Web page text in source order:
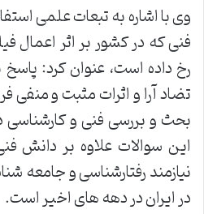
وی با اشاره به تبعات علمی
فنی که در کشور بر اثر اعمال
رخ داده است، عنوان کرد:
تضاد آرا و اثرات مثبت و منفی
بحث و بررسی فنی و کارشناسی
این سوالات علاوه بر دانش
نیازمند رفتارشناسی و جامعه
در ایران در دهه های اخیر است.